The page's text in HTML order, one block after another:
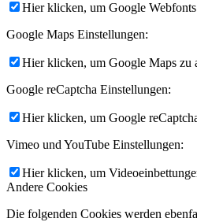
Hier klicken, um Google
Google Maps Einstellungen:
Hier klicken, um Google Maps zu
Google reCaptcha Einstellungen:
Hier klicken, um Google
Vimeo und YouTube Einstellungen:
Hier klicken, um
Andere Cookies
Die folgenden Cookies werden